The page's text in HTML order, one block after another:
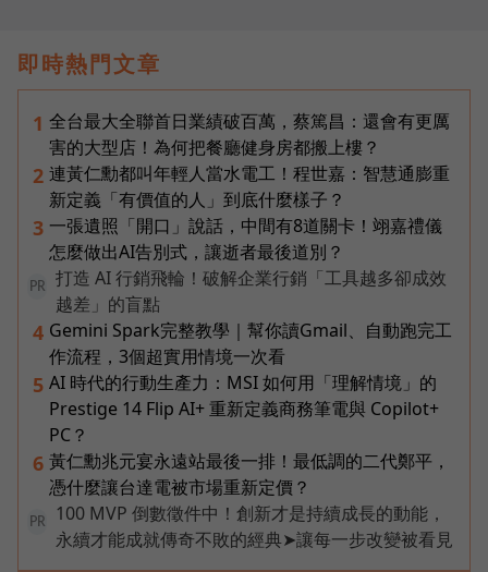
即時熱門文章
1 全台最大全聯首日業績破百萬，蔡篤昌：還會有更厲
害的大型店！為何把餐廳健身房都搬上樓？
2 連黃仁勳都叫年輕人當水電工！程世嘉：智慧通膨重
新定義「有價值的人」到底什麼樣子？
3 一張遺照「開口」說話，中間有8道關卡！翊嘉禮儀
怎麼做出AI告別式，讓逝者最後道別？
PR
打造 AI 行銷飛輪！破解企業行銷「工具越多卻成效
越差」的盲點
4 Gemini Spark完整教學｜幫你讀Gmail、自動跑完工
作流程，3個超實用情境一次看
5 AI 時代的行動生產力：MSI 如何用「理解情境」的
Prestige 14 Flip AI+ 重新定義商務筆電與 Copilot+
PC？
6 黃仁勳兆元宴永遠站最後一排！最低調的二代鄭平，
憑什麼讓台達電被市場重新定價？
PR
100 MVP 倒數徵件中！創新才是持續成長的動能，
永續才能成就傳奇不敗的經典➤讓每一步改變被看見